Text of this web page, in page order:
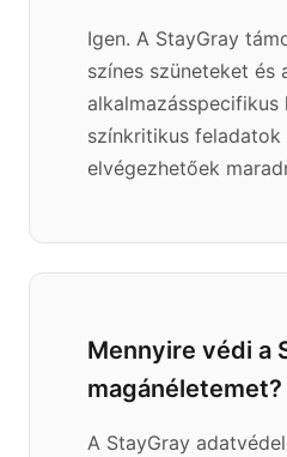
Igen. A StayGray
színes szüneteket és
színkritikus
elvégezhetőek
Mennyire védi a
magánéletemet?
A StayGray